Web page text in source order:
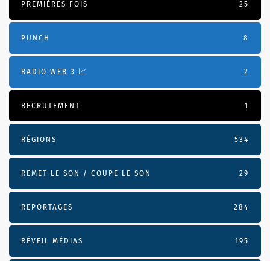
PREMIÈRES FOIS 25
PUNCH 8
RADIO WEB 3 📈 2
RECRUTEMENT 1
RÉGIONS 534
REMET LE SON / COUPE LE SON 29
REPORTAGES 284
RÉVEIL MÉDIAS 195